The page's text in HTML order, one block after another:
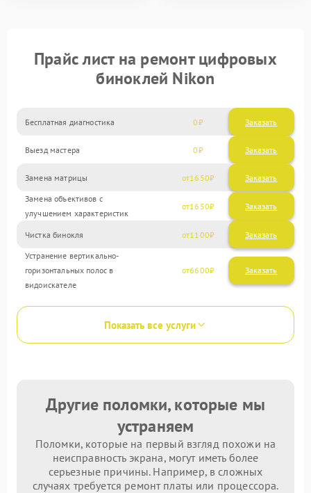
Прайс лист на ремонт цифровых
биноклей Nikon
Бесплатная диагностика 0 Заказать
Выезд мастера 0 Заказать
Замена матрицы 1650
Замена объективов с
улучшением характеристик
1650
Чистка бинокля 1100
Устранение вертикально-
горизонтальных полос в
видоискателе
6600
Показать все услуги
Другие поломки, которые мы
устраняем
Поломки, которые на первый взгляд похожи на
неисправность экрана, могут иметь более
серьезные причины. Например, в сложных
случаях требуется ремонт платы или процессора.